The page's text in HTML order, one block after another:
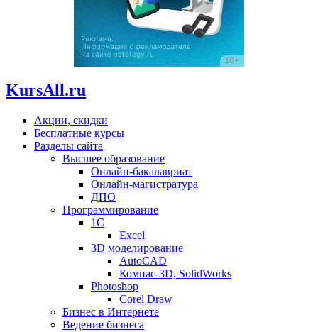
KursAll.ru
Акции, скидки
Бесплатные курсы
Разделы сайта
Высшее образование
Онлайн-бакалавриат
Онлайн-магистратура
ДПО
Программирование
1С
Excel
3D моделирование
AutoCAD
Компас-3D, SolidWorks
Photoshop
Corel Draw
Бизнес в Интернете
Ведение бизнеса